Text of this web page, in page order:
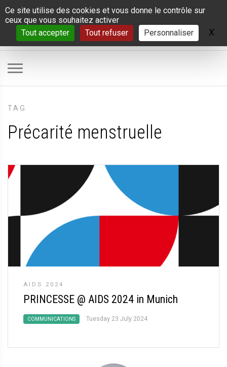
Panneau de gestion des cookies
Ce site utilise des cookies et vous donne le contrôle sur
ceux que vous souhaitez activer
Tout accepter
Tout refuser Personnaliser X
TAG
Précarité menstruelle
AIDS 2024
PRINCESSE @ AIDS 2024 in Munich
COMMUNICATIONS Tuesday 23 July 2024